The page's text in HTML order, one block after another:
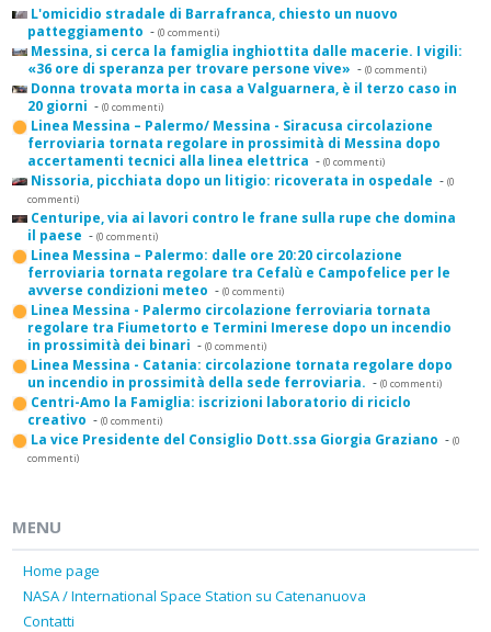
L'omicidio stradale di Barrafranca, chiesto un nuovo
patteggiamento - (0 commenti)
Messina, si cerca la famiglia inghiottita dalle macerie. I vigili:
«36 ore di speranza per trovare persone vive» - (0 commenti)
Donna trovata morta in casa a Valguarnera, è il terzo caso in
20 giorni - (0 commenti)
Linea Messina – Palermo/ Messina - Siracusa circolazione
ferroviaria tornata regolare in prossimità di Messina dopo
accertamenti tecnici alla linea elettrica - (0 commenti)
Nissoria, picchiata dopo un litigio: ricoverata in ospedale - (0
commenti)
Centuripe, via ai lavori contro le frane sulla rupe che domina
il paese - (0 commenti)
Linea Messina – Palermo: dalle ore 20:20 circolazione
ferroviaria tornata regolare tra Cefalù e Campofelice per le
avverse condizioni meteo - (0 commenti)
Linea Messina - Palermo circolazione ferroviaria tornata
regolare tra Fiumetorto e Termini Imerese dopo un incendio
in prossimità dei binari - (0 commenti)
Linea Messina - Catania: circolazione tornata regolare dopo
un incendio in prossimità della sede ferroviaria. - (0 commenti)
Centri-Amo la Famiglia: iscrizioni laboratorio di riciclo
creativo - (0 commenti)
La vice Presidente del Consiglio Dott.ssa Giorgia Graziano - (0
commenti)
MENU
Home page
NASA / International Space Station su Catenanuova
Contatti